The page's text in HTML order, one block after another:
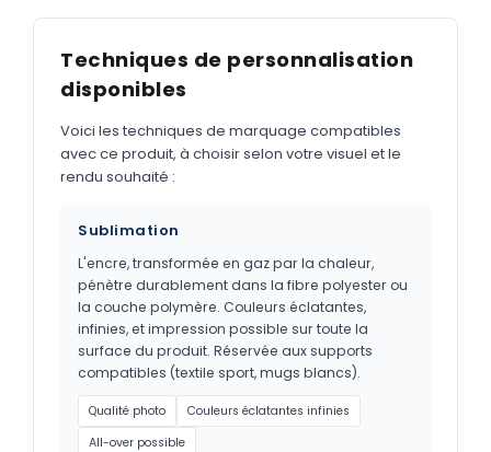
Techniques de personnalisation
disponibles
Voici les techniques de marquage compatibles
avec ce produit, à choisir selon votre visuel et le
rendu souhaité :
Sublimation
L'encre, transformée en gaz par la chaleur,
pénètre durablement dans la fibre polyester ou
la couche polymère. Couleurs éclatantes,
infinies, et impression possible sur toute la
surface du produit. Réservée aux supports
compatibles (textile sport, mugs blancs).
Qualité photo
Couleurs éclatantes infinies
All-over possible